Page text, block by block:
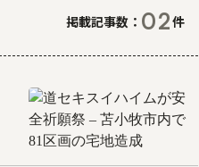
掲載記事数 02件